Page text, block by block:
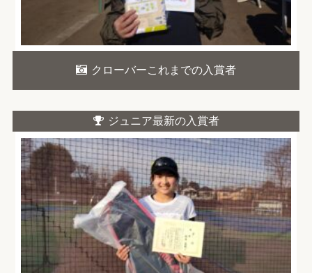
クローバーこれまでの入賞者
ジュニア最新の入賞者